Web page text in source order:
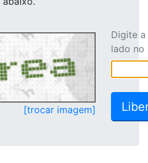
[trocar imagem]
Digite
lado no